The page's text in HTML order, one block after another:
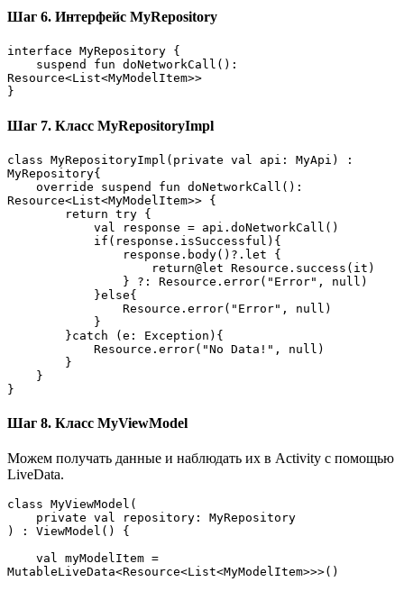
Шаг 6. Интерфейс MyRepository
interface MyRepository {
Resource<List<MyModelItem>>
}
Шаг 7. Класс MyRepositoryImpl
class MyRepositoryImpl(private val api: MyApi) :
MyRepository{
Resource<List<MyModelItem>> {
        return try {
            val response = api.doNetworkCall()
            if(response.isSuccessful){
                response.body()?.let {
                    return@let Resource.success(it)
                } ?: Resource.error("Error", null)
            }else{
                Resource.error("Error", null)
            }
        }catch (e: Exception){
            Resource.error("No Data!", null)
        }
    }
}
Шаг 8. Класс MyViewModel
Можем получать данные и наблюдать их в Activity с помощью
LiveData.
class MyViewModel(
    private val repository: MyRepository
) : ViewModel() {
MutableLiveData<Resource<List<MyModelItem>>>()